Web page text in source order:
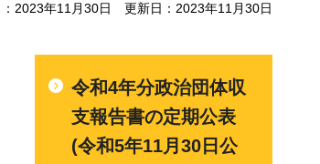
2023年11月30日 更新日：2023年11月30日
令和4年分政治団体収
支報告書の定期公表
(令和5年11月30日公